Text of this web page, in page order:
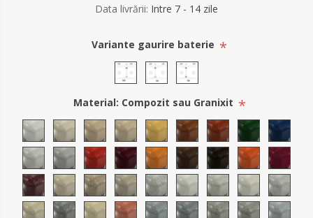
Data livrării: Intre 7 - 14 zile
Variante gaurire baterie *
Material: Compozit sau Granixit *